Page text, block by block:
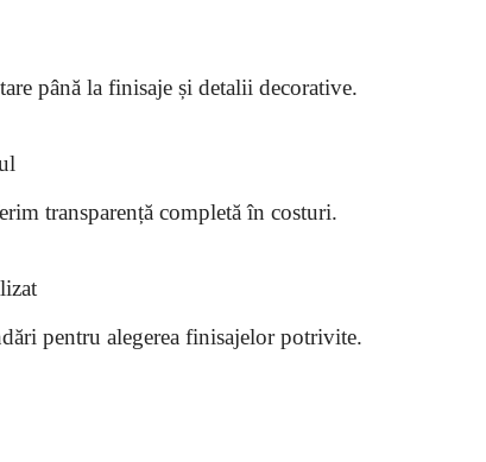
până la finisaje și detalii decorative.
transparență completă în costuri.
pentru alegerea finisajelor potrivite.